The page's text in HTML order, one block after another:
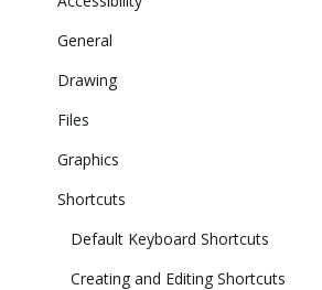
General
Drawing
Files
Graphics
Shortcuts
Default Keyboard Shortcuts
Creating and Editing Shortcuts